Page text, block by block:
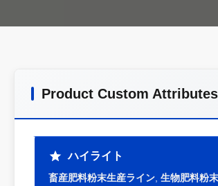
Product Custom Attributes
ハイライト
畜産肥料粉末生産ライン 生物肥料粉